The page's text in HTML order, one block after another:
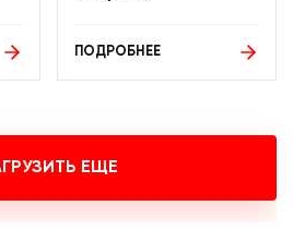
ПОДРОБНЕЕ
ЕЩЕ